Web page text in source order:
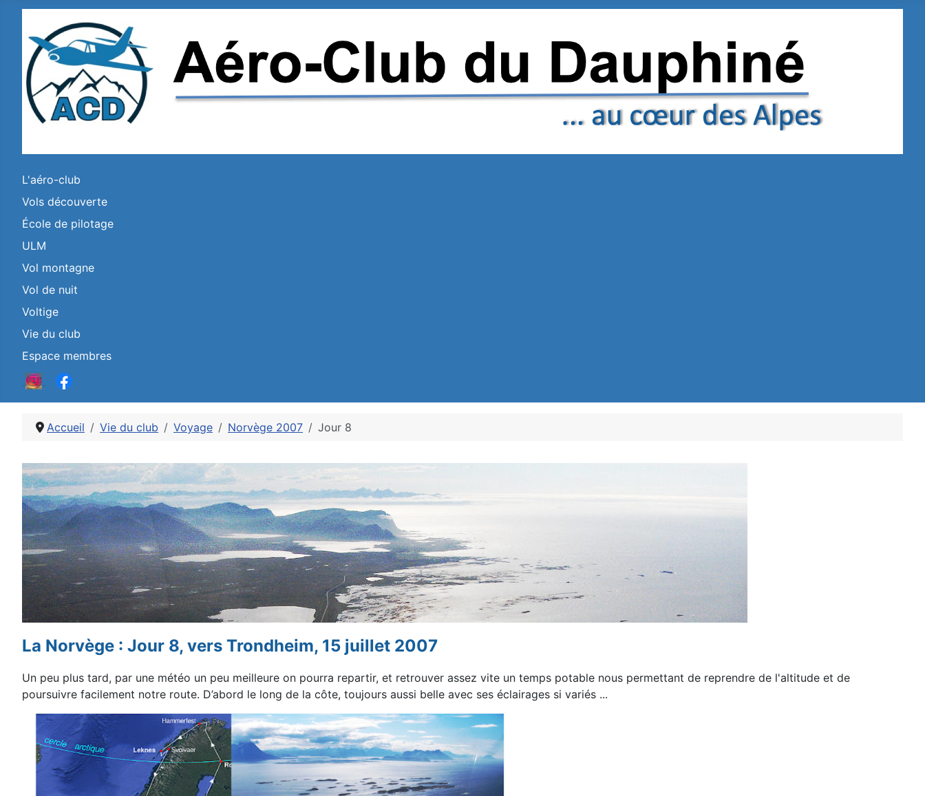
L'aéro-club
Vols découverte
École de pilotage
ULM
Vol montagne
Vol de nuit
Voltige
Vie du club
Espace membres
Accueil Vie du club Voyage Norvège 2007 Jour 8
Détails
La Norvège : Jour 8, vers Trondheim, 15 juillet 2007
Un peu plus tard, par une météo un peu meilleure on pourra repartir, et retrouver assez vite un temps potable nous permettant de reprendre de l'altitude et de
poursuivre facilement notre route. D’abord le long de la côte, toujours aussi belle avec ses éclairages si variés ...